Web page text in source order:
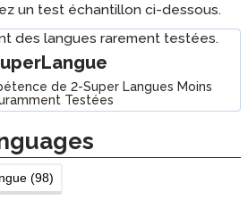
un test échantillon ci-dessous.
de 2-Super Langues Moins
Testées
(98)